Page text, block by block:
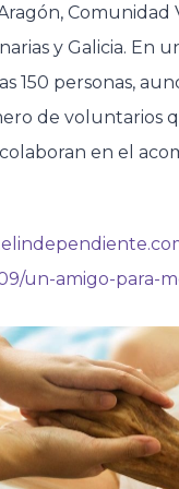
Comunidad
y Galicia. En
150 personas,
de voluntarios
en el
un-amigo-para-